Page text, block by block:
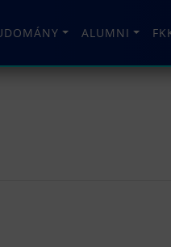
ALUMNI